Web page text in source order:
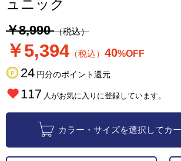
ュニック
￥8,990（税込）
￥5,394 （税込） 40%OFF
24 円分のポイント還元
117 人がお気に入りに登録しています。
カラー・サイズを選択してカ